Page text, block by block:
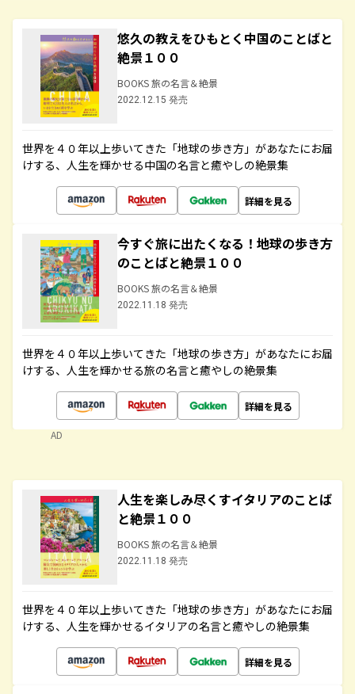
悠久の教えをひもとく中国のことばと
絶景１００
BOOKS 旅の名言＆絶景
2022.12.15 発売
世界を４０年以上歩いてきた「地球の歩き方」があなたにお届
けする、人生を輝かせる中国の名言と癒やしの絶景集
詳細を見る
今すぐ旅に出たくなる！地球の歩き方
のことばと絶景１００
BOOKS 旅の名言＆絶景
2022.11.18 発売
世界を４０年以上歩いてきた「地球の歩き方」があなたにお届
けする、人生を輝かせる旅の名言と癒やしの絶景集
詳細を見る
AD
人生を楽しみ尽くすイタリアのことば
と絶景１００
BOOKS 旅の名言＆絶景
2022.11.18 発売
世界を４０年以上歩いてきた「地球の歩き方」があなたにお届
けする、人生を輝かせるイタリアの名言と癒やしの絶景集
詳細を見る